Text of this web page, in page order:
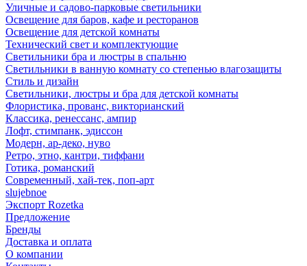
Уличные и садово-парковые светильники
Освещение для баров, кафе и ресторанов
Освещение для детской комнаты
Технический свет и комплектующие
Светильники бра и люстры в спальню
Светильники в ванную комнату со степенью влагозащиты
Стиль и дизайн
Светильники, люстры и бра для детской комнаты
Флористика, прованс, викторианский
Классика, ренессанс, ампир
Лофт, стимпанк, эдиссон
Модерн, ар-деко, нуво
Ретро, этно, кантри, тиффани
Готика, романский
Современный, хай-тек, поп-арт
slujebnoe
Экспорт Rozetka
Предложение
Бренды
Доставка и оплата
О компании